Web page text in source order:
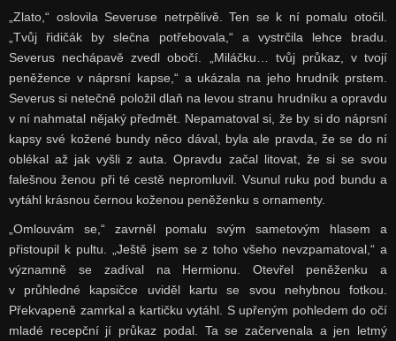
„Zlato,“ oslovila Severuse netrpělivě. Ten se k ní pomalu otočil.
„Tvůj řidičák by slečna potřebovala,“ a vystrčila lehce bradu.
Severus nechápavě zvedl obočí. „Miláčku… tvůj průkaz, v tvojí
peněžence v náprsní kapse,“ a ukázala na jeho hrudník prstem.
Severus si netečně položil dlaň na levou stranu hrudníku a opravdu
v ní nahmatal nějaký předmět. Nepamatoval si, že by si do náprsní
kapsy své kožené bundy něco dával, byla ale pravda, že se do ní
oblékal až jak vyšli z auta. Opravdu začal litovat, že si se svou
falešnou ženou při té cestě nepromluvil. Vsunul ruku pod bundu a
vytáhl krásnou černou koženou peněženku s ornamenty.
„Omlouvám se,“ zavrněl pomalu svým sametovým hlasem a
přistoupil k pultu. „Ještě jsem se z toho všeho nevzpamatoval,“ a
významně se zadíval na Hermionu. Otevřel peněženku a
v průhledné kapsičce uviděl kartu se svou nehybnou fotkou.
Překvapeně zamrkal a kartičku vytáhl. S upřeným pohledem do očí
mladé recepční jí průkaz podal. Ta se začervenala a jen letmý